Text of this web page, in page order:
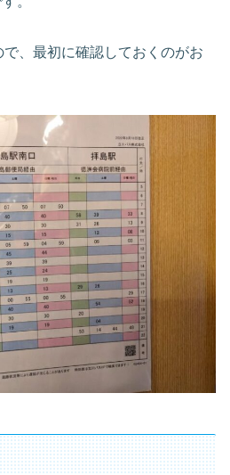
、最初に確認しておくのがお